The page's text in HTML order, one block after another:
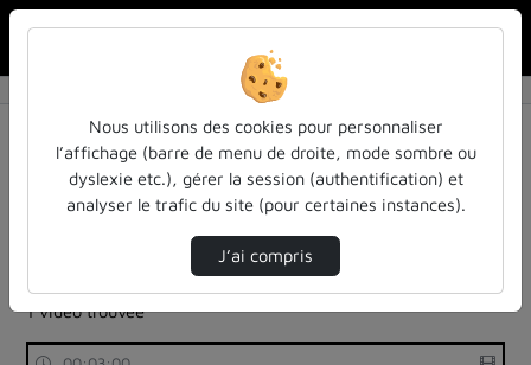
Résultats de la recherche
Filtres actifs (cliquer pour en retirer) :
sdun-videos-en-ligne
que-recherchons-nous
universite-de-lorraine
intelligence-artificielle-et-calcul-naturel
1 vidéo trouvée
Nous utilisons des cookies pour personnaliser
l’affichage (barre de menu de droite, mode sombre ou
dyslexie etc.), gérer la session (authentification) et
analyser le trafic du site (pour certaines instances).
J’ai compris